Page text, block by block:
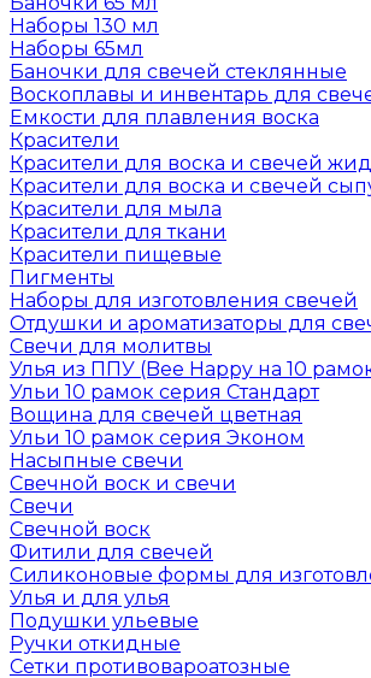
Наборы 130 мл
Наборы 65мл
Баночки для свечей стеклянные
Воскоплавы и инвентарь для
Емкости для плавления воска
Красители
Красители для воска и свечей
Красители для воска и свечей
Красители для мыла
Красители для ткани
Красители пищевые
Пигменты
Наборы для изготовления свечей
Отдушки и ароматизаторы для
Свечи для молитвы
Улья из ППУ (Bee Happy на 10
Ульи 10 рамок серия Стандарт
Вощина для свечей цветная
Ульи 10 рамок серия Эконом
Насыпные свечи
Свечной воск и свечи
Свечи
Свечной воск
Фитили для свечей
Силиконовые формы для
Улья и для улья
Подушки ульевые
Ручки откидные
Сетки противовароатозные